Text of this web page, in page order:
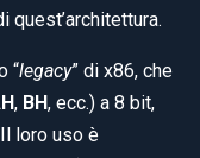
quest’architettura.
“legacy” di x86, che
, BH, ecc.) a 8 bit,
loro uso è